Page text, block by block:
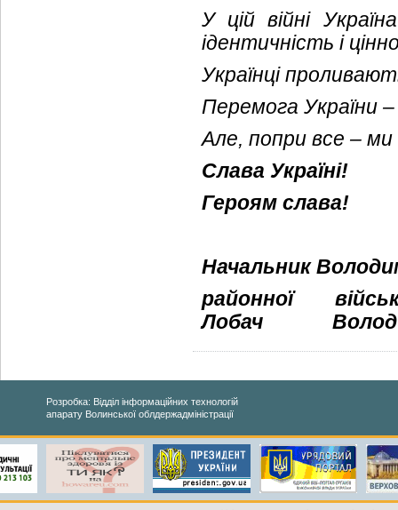
У цій війні
ідентичність і
Українці
Перемога України –
Але, попри все –
Слава Україні!
Героям слава!
Начальник
районної
Лобач
Розробка: Відділ інформаційних технологій
апарату Волинської облдержадміністрації